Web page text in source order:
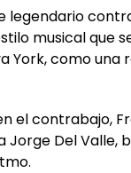
legendario
musical que
York, como
el contrabajo,
Jorge Del Valle,